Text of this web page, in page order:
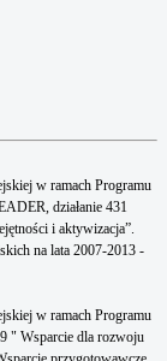
w ramach Programu
działanie 431
i aktywizacja”.
na lata 2007-2013 -
w ramach Programu
" Wsparcie dla rozwoju